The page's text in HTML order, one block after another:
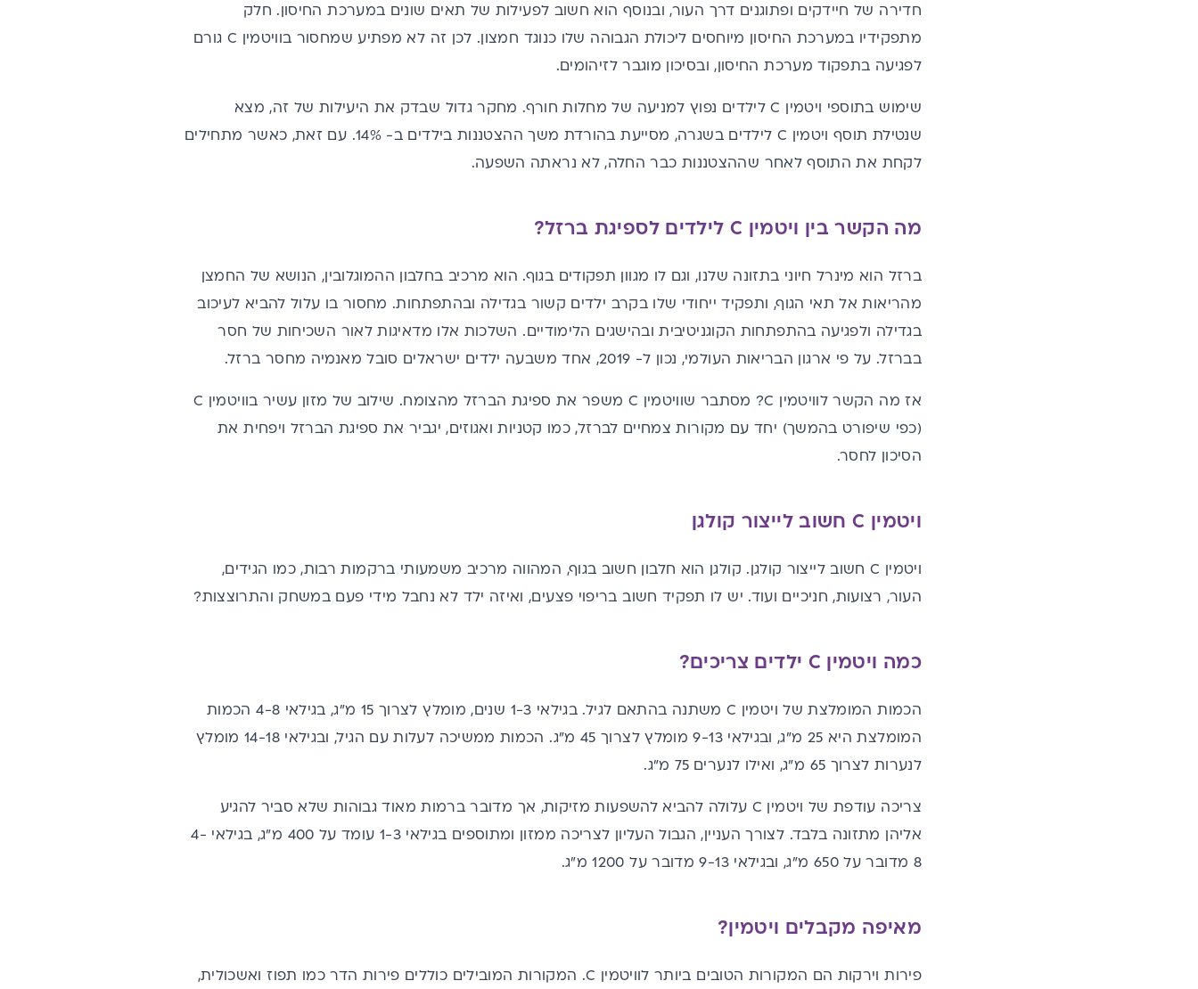
חדירה של חיידקים ופתוגנים דרך העור, ובנוסף הוא חשוב לפעילות של תאים שונים במערכת החיסון. חלק
מתפקידיו במערכת החיסון מיוחסים ליכולת הגבוהה שלו כנוגד חמצון. לכן זה לא מפתיע שמחסור בוויטמין C גורם
לפגיעה בתפקוד מערכת החיסון, ובסיכון מוגבר לזיהומים.
שימוש בתוספי ויטמין C לילדים נפוץ למניעה של מחלות חורף. מחקר גדול שבדק את היעילות של זה, מצא
שנטילת תוסף ויטמין C לילדים בשגרה, מסייעת בהורדת משך
ההצטננות
בילדים ב- 14%. עם זאת, כאשר מתחילים
לקחת את התוסף לאחר שההצטננות כבר החלה, לא נראתה השפעה.
מה הקשר בין ויטמין C לילדים לספיגת ברזל?
ברזל הוא מינרל חיוני בתזונה שלנו, וגם לו מגוון תפקודים בגוף. הוא מרכיב בחלבון ההמוגלובין, הנושא של החמצן
מהריאות אל תאי הגוף, ותפקיד ייחודי שלו בקרב ילדים קשור בגדילה ובהתפתחות. מחסור בו עלול להביא לעיכוב
בגדילה ולפגיעה בהתפתחות הקוגניטיבית ובהישגים הלימודיים. השלכות אלו מדאיגות לאור השכיחות של חסר
בברזל. על פי ארגון הבריאות העולמי, נכון ל- 2019, אחד משבעה ילדים ישראלים סובל מאנמיה מחסר ברזל.
אז מה הקשר לוויטמין C? מסתבר שוויטמין C משפר את ספיגת הברזל מהצומח. שילוב של מזון עשיר בוויטמין C
(כפי שיפורט בהמשך) יחד עם מקורות צמחיים לברזל, כמו קטניות ואגוזים, יגביר את ספיגת הברזל ויפחית את
הסיכון לחסר.
ויטמין C חשוב לייצור קולגן
ויטמין C חשוב לייצור קולגן. קולגן הוא חלבון חשוב בגוף, המהווה מרכיב משמעותי ברקמות רבות, כמו הגידים,
העור, רצועות, חניכיים ועוד. יש לו תפקיד חשוב בריפוי פצעים, ואיזה ילד לא נחבל מידי פעם במשחק והתרוצצות?
כמה ויטמין C ילדים צריכים?
הכמות המומלצת של ויטמין C משתנה בהתאם לגיל. בגילאי 1-3 שנים, מומלץ לצרוך 15 מ"ג, בגילאי 4-8 הכמות
המומלצת היא 25 מ"ג, ובגילאי 9-13 מומלץ לצרוך 45 מ"ג. הכמות ממשיכה לעלות עם הגיל, ובגילאי 14-18 מומלץ
לנערות לצרוך 65 מ"ג, ואילו לנערים 75 מ"ג.
צריכה עודפת של ויטמין C עלולה להביא להשפעות מזיקות, אך מדובר ברמות מאוד גבוהות שלא סביר להגיע
אליהן מתזונה בלבד. לצורך העניין, הגבול העליון לצריכה ממזון ומתוספים בגילאי 1-3 עומד על 400 מ"ג, בגילאי 4-
8 מדובר על 650 מ"ג, ובגילאי 9-13 מדובר על 1200 מ"ג.
מאיפה מקבלים ויטמין?
פירות וירקות הם המקורות הטובים ביותר לוויטמין C. המקורות המובילים כוללים פירות הדר כמו תפוז ואשכולית,